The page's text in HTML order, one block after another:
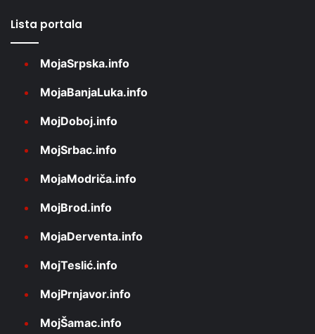
Lista portala
MojaSrpska.info
MojaBanjaLuka.info
MojDoboj.info
MojSrbac.info
MojaModriča.info
MojBrod.info
MojaDerventa.info
MojTeslić.info
MojPrnjavor.info
MojŠamac.info